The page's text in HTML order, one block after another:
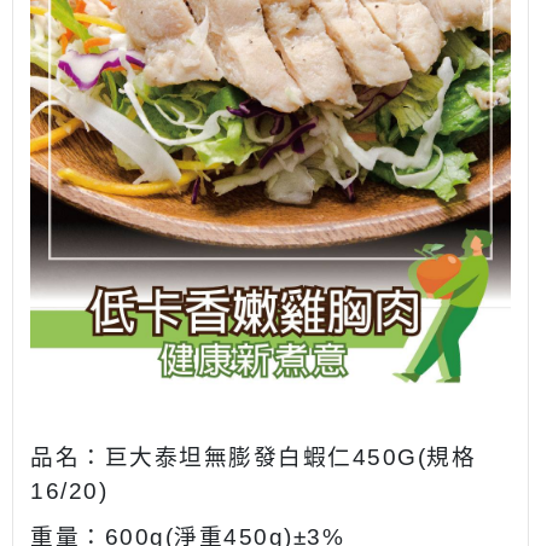
品名：巨大泰坦無膨發白蝦仁450G(規格
16/20)
重量：600g(淨重450g)±3%